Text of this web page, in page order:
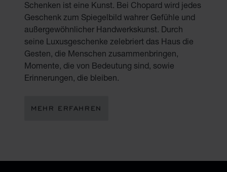
Schenken ist eine Kunst. Bei Chopard wird jedes
Geschenk zum Spiegelbild wahrer Gefühle und
außergewöhnlicher Handwerkskunst. Durch
seine Luxusgeschenke zelebriert das Haus die
Gesten, die Menschen zusammenbringen,
Momente, die von Bedeutung sind, sowie
Erinnerungen, die bleiben.
MEHR ERFAHREN